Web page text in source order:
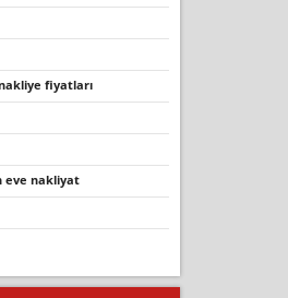
fiyatları
eve nakliyat